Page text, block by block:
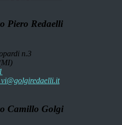
Piero Redaelli
n.3
Camillo Golgi